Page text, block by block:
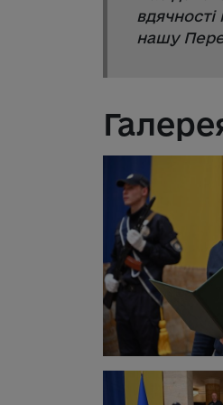
вдячності
нашу